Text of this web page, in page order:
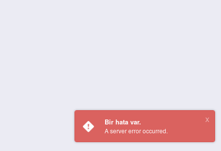
Bir hata var.
A server error occurred.